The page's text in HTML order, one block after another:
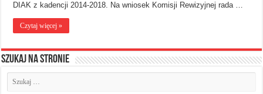
DIAK z kadencji 2014-2018. Na wniosek Komisji Rewizyjnej rada …
Czytaj więcej »
Szukaj na stronie